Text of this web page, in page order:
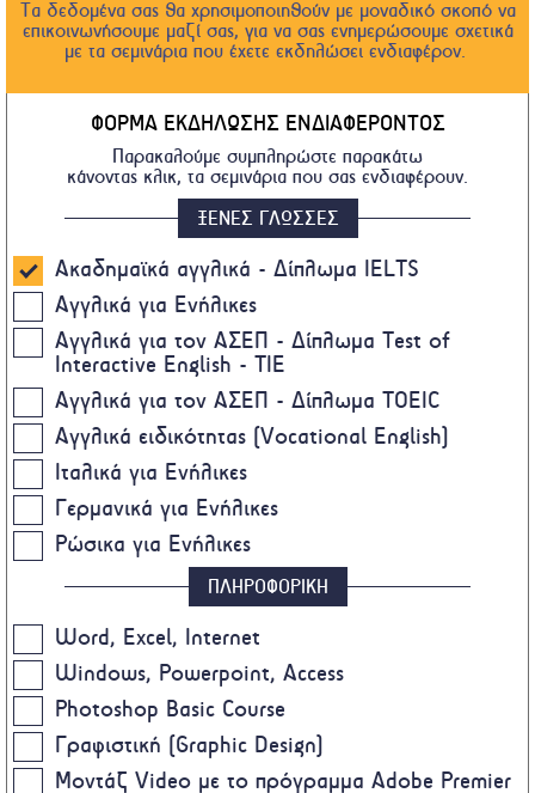
Τα δεδομένα σας θα χρησιμοποιηθούν με μοναδικό σκοπό να
επικοινωνήσουμε μαζί σας, για να σας ενημερώσουμε σχετικά
με τα σεμινάρια που έχετε εκδηλώσει ενδιαφέρον.
ΦΟΡΜΑ ΕΚΔΗΛΩΣΗΣ ΕΝΔΙΑΦΕΡΟΝΤΟΣ
Παρακαλούμε συμπληρώστε παρακάτω
κάνοντας κλικ, τα σεμινάρια που σας ενδιαφέρουν.
ΞΕΝΕΣ ΓΛΩΣΣΕΣ
Ακαδημαϊκά αγγλικά - Δίπλωμα IELTS
Αγγλικά για Ενήλικες
Αγγλικά για τον ΑΣΕΠ - Δίπλωμα Test of
Interactive English - TIE
Αγγλικά για τον ΑΣΕΠ - Δίπλωμα TOEIC
Αγγλικά ειδικότητας (Vocational English)
Ιταλικά για Ενήλικες
Γερμανικά για Ενήλικες
Ρώσικα για Ενήλικες
ΠΛΗΡΟΦΟΡΙΚΗ
Word, Excel, Internet
Windows, Powerpoint, Access
Photoshop Basic Course
Γραφιστική (Graphic Design)
Μοντάζ Video με το πρόγραμμα Adobe Premier